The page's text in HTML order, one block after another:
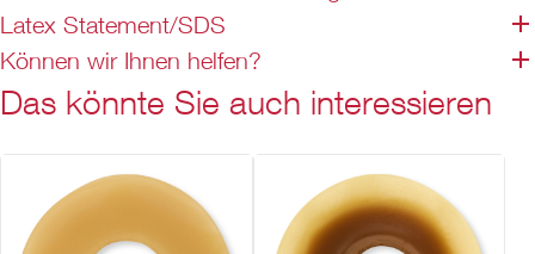
erleichtert. Der Aktivkohlefilter ermöglicht eine langsame Abgabe und
eine Geruchsneutralisierung von Gasen aus dem Beutel und
verhindert ein Aufblähen des Beutels.
Eigenschaften
CeraPlus™ Hautschutzplatte*, plan
Beige mit integriertem Sichtfenster
Integrierter AF300™-Filter
Nicht mit Naturkautschuklatex hergestellt
Latex Statement/SDS
Können wir Ihnen helfen?
Das könnte Sie auch interessieren